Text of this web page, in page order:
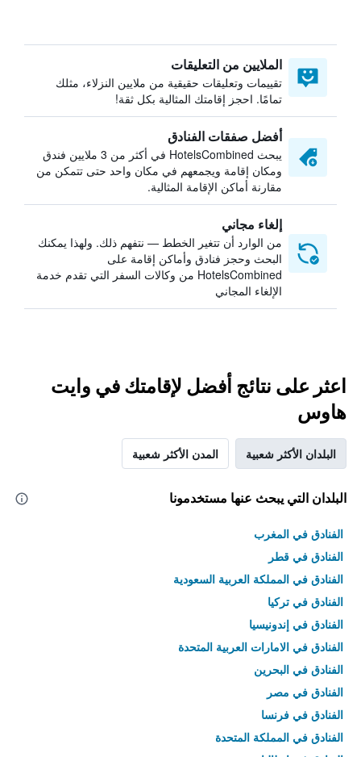
الملايين من التعليقات
تقييمات وتعليقات حقيقية من ملايين النزلاء، مثلك
تمامًا. احجز إقامتك المثالية بكل ثقة!
أفضل صفقات الفنادق
يبحث HotelsCombined في أكثر من 3 ملايين فندق
ومكان إقامة ويجمعهم في مكان واحد حتى تتمكن من
مقارنة أماكن الإقامة المثالية.
إلغاء مجاني
من الوارد أن تتغير الخطط — نتفهم ذلك. ولهذا يمكنك
البحث وحجز فنادق وأماكن إقامة على
HotelsCombined من وكالات السفر التي تقدم خدمة
الإلغاء المجاني
اعثر على نتائج أفضل لإقامتك في وايت
هاوس
البلدان الأكثر شعبية المدن الأكثر شعبية
البلدان التي يبحث عنها مستخدمونا
الفنادق في المغرب
الفنادق في قطر
الفنادق في المملكة العربية السعودية
الفنادق في تركيا
الفنادق في إندونيسيا
الفنادق في الامارات العربية المتحدة
الفنادق في البحرين
الفنادق في مصر
الفنادق في فرنسا
الفنادق في المملكة المتحدة